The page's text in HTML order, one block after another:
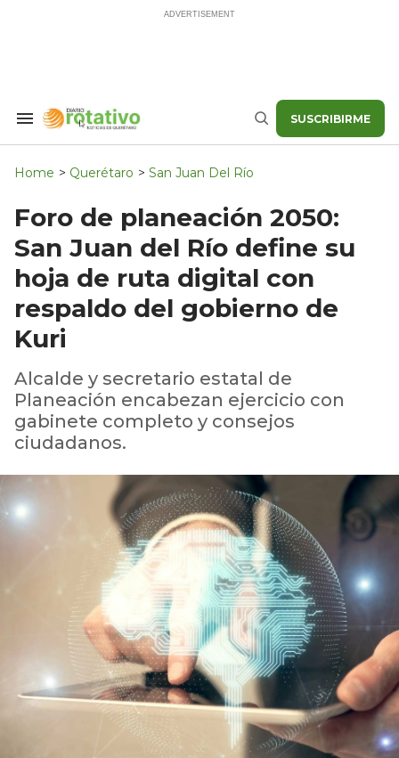
Search
Navigation
Buscar SUSCRIBIRME
Home > Querétaro > San Juan Del Río
Foro de planeación 2050:
San Juan del Río define su
hoja de ruta digital con
respaldo del gobierno de
Kuri
Alcalde y secretario estatal de
Planeación encabezan ejercicio con
gabinete completo y consejos
ciudadanos.